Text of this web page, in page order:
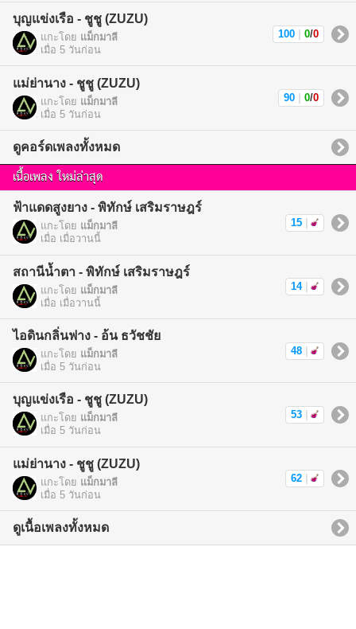
บุญแข่งเรือ - ชูชู (ZUZU)
แกะโดย แม็กมาลี
เมื่อ 5 วันก่อน
100 0/0
แม่ย่านาง - ชูชู (ZUZU)
แกะโดย แม็กมาลี
เมื่อ 5 วันก่อน
90 0/0
ดูคอร์ดเพลงทั้งหมด
เนื้อเพลง ใหม่ล่าสุด
ฟ้าแดดสูงยาง - พิทักษ์ เสริมราษฎร์
แกะโดย แม็กมาลี
เมื่อ เมื่อวานนี้
15
สถานีน้ำตา - พิทักษ์ เสริมราษฎร์
แกะโดย แม็กมาลี
เมื่อ เมื่อวานนี้
14
ไอดินกลิ่นฟาง - อ้น ธวัชชัย
แกะโดย แม็กมาลี
เมื่อ 5 วันก่อน
48
บุญแข่งเรือ - ชูชู (ZUZU)
แกะโดย แม็กมาลี
เมื่อ 5 วันก่อน
53
แม่ย่านาง - ชูชู (ZUZU)
แกะโดย แม็กมาลี
เมื่อ 5 วันก่อน
62
ดูเนื้อเพลงทั้งหมด